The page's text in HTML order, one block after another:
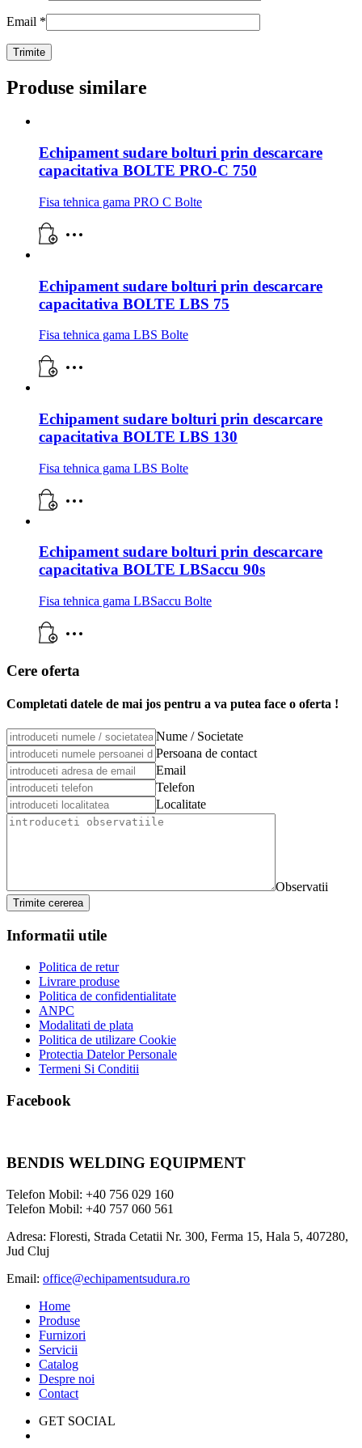
Email *
Produse similare
Echipament sudare bolturi prin descarcare
capacitativa BOLTE PRO-C 750
Fisa tehnica gama PRO C Bolte
Echipament sudare bolturi prin descarcare
capacitativa BOLTE LBS 75
Fisa tehnica gama LBS Bolte
Echipament sudare bolturi prin descarcare
capacitativa BOLTE LBS 130
Fisa tehnica gama LBS Bolte
Echipament sudare bolturi prin descarcare
capacitativa BOLTE LBSaccu 90s
Fisa tehnica gama LBSaccu Bolte
Cere oferta
Completati datele de mai jos pentru a va putea face o oferta !
Nume / Societate
Persoana de contact
Email
Telefon
Localitate
Observatii
Trimite cererea
Informatii utile
Politica de retur
Livrare produse
Politica de confidentialitate
ANPC
Modalitati de plata
Politica de utilizare Cookie
Protectia Datelor Personale
Termeni Si Conditii
Facebook
BENDIS WELDING EQUIPMENT
Telefon Mobil: +40 756 029 160
Telefon Mobil: +40 757 060 561
Adresa: Floresti, Strada Cetatii Nr. 300, Ferma 15, Hala 5, 407280,
Jud Cluj
Email: office@echipamentsudura.ro
Home
Produse
Furnizori
Servicii
Catalog
Despre noi
Contact
GET SOCIAL